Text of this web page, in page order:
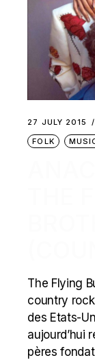
27 JULY 2015
FOLK
The Flying
country
des Etats-
aujourd’hui
pères